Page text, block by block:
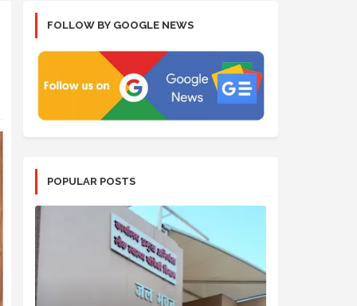
FOLLOW BY GOOGLE NEWS
POPULAR POSTS